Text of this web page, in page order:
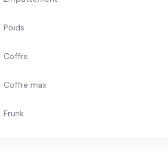
Poids
Coffre
Coffre max
Frunk